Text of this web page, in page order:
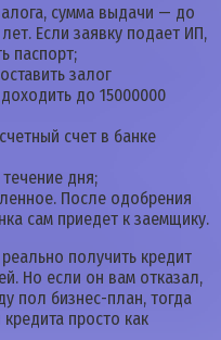
сумма выдачи — до
Если заявку подает ИП,
паспорт;
залог
до 15000000
счет в банке
дня;
После одобрения
сам приедет к заемщику.
получить кредит
Но если он вам отказал,
пол бизнес-план, тогда
просто как